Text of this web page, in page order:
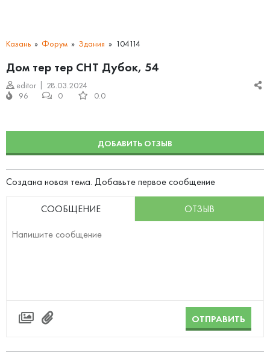
Казань Форум Здания 104114
Дом тер тер СНТ Дубок, 54
editor
28.03.2024
96
0 0.0
ДОБАВИТЬ ОТЗЫВ
Создана новая тема. Добавьте первое сообщение
СООБЩЕНИЕ ОТЗЫВ
ОТПРАВИТЬ